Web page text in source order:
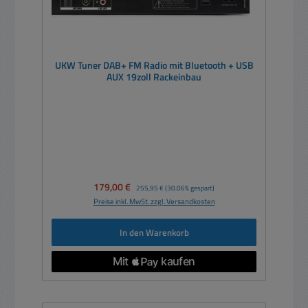
UKW Tuner DAB+ FM Radio mit Bluetooth + USB
AUX 19zoll Rackeinbau
Verkaufspreis:
179,00 € Regulärer Preis:
255,95 € (30.06% gespart)
Preise inkl. MwSt. zzgl. Versandkosten
In den Warenkorb